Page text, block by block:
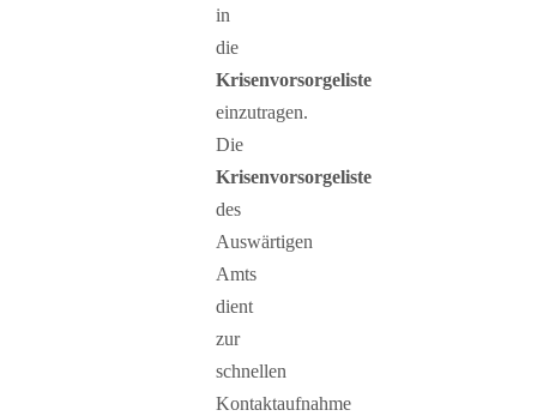
in
die
Krisenvorsorgeliste
einzutragen.
Die
Krisenvorsorgeliste
des
Auswärtigen
Amts
dient
zur
schnellen
Kontaktaufnahme